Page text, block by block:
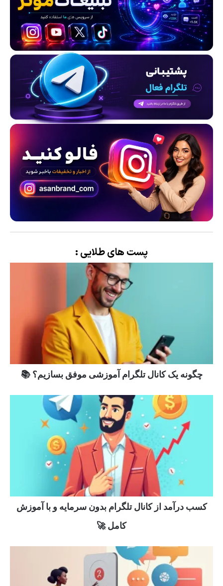
پست های طلایی :
چگونه یک کانال تلگرام آموزشی موفق بسازیم؟ 📚
کسب درآمد از کانال تلگرام بدون سرمایه و با آموزش
کامل 🚀